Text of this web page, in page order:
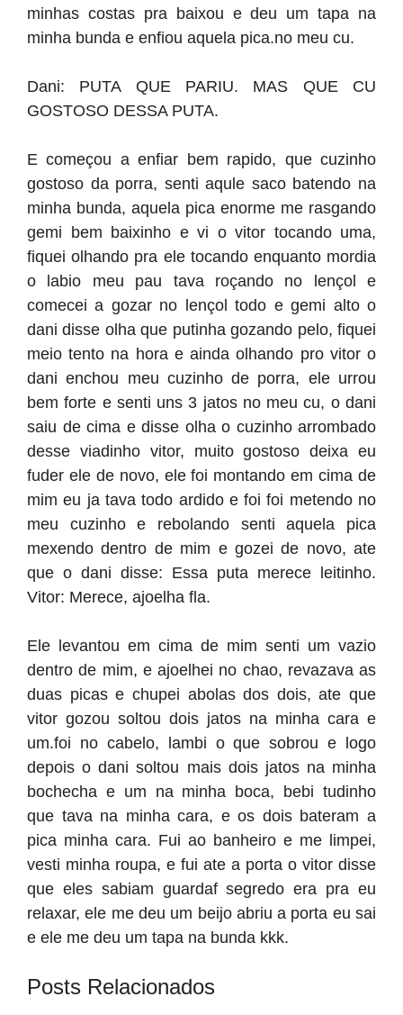
minhas costas pra baixou e deu um tapa na
minha bunda e enfiou aquela pica.no meu cu.
Dani: PUTA QUE PARIU. MAS QUE CU
GOSTOSO DESSA PUTA.
E começou a enfiar bem rapido, que cuzinho
gostoso da porra, senti aqule saco batendo na
minha bunda, aquela pica enorme me rasgando
gemi bem baixinho e vi o vitor tocando uma,
fiquei olhando pra ele tocando enquanto mordia
o labio meu pau tava roçando no lençol e
comecei a gozar no lençol todo e gemi alto o
dani disse olha que putinha gozando pelo, fiquei
meio tento na hora e ainda olhando pro vitor o
dani enchou meu cuzinho de porra, ele urrou
bem forte e senti uns 3 jatos no meu cu, o dani
saiu de cima e disse olha o cuzinho arrombado
desse viadinho vitor, muito gostoso deixa eu
fuder ele de novo, ele foi montando em cima de
mim eu ja tava todo ardido e foi foi metendo no
meu cuzinho e rebolando senti aquela pica
mexendo dentro de mim e gozei de novo, ate
que o dani disse: Essa puta merece leitinho.
Vitor: Merece, ajoelha fla.
Ele levantou em cima de mim senti um vazio
dentro de mim, e ajoelhei no chao, revazava as
duas picas e chupei abolas dos dois, ate que
vitor gozou soltou dois jatos na minha cara e
um.foi no cabelo, lambi o que sobrou e logo
depois o dani soltou mais dois jatos na minha
bochecha e um na minha boca, bebi tudinho
que tava na minha cara, e os dois bateram a
pica minha cara. Fui ao banheiro e me limpei,
vesti minha roupa, e fui ate a porta o vitor disse
que eles sabiam guardaf segredo era pra eu
relaxar, ele me deu um beijo abriu a porta eu sai
e ele me deu um tapa na bunda kkk.
Posts Relacionados